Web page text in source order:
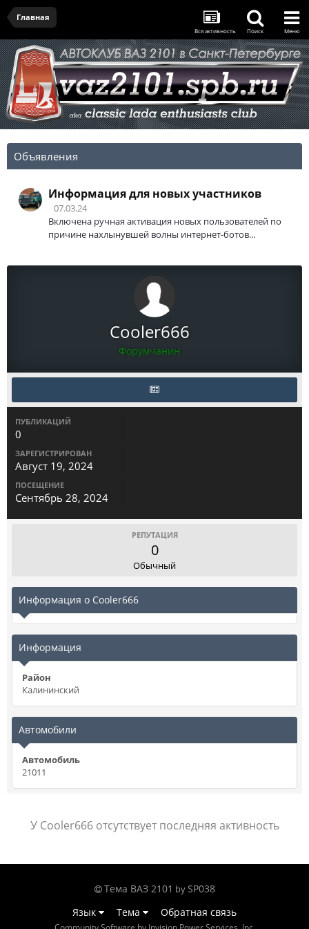
Главная
Вся активность Поиск Меню
Объявления
Информация для новых участников
07.03.24
Включена ручная активация новых пользователей по
причине нахлынувшей волны интернет-ботов...
Cooler666
Форумчанин
ПУБЛИКАЦИЙ
0
ЗАРЕГИСТРИРОВАН
Август 19, 2024
ПОСЕЩЕНИЕ
Сентябрь 28, 2024
РЕПУТАЦИЯ
0
Обычный
Информация о Cooler666
Информация
Район
Калининский
Автомобили
Автомобиль
21011
У Cooler666 отсутствует последняя активность
Тема ВАЗ 2101 by SP038
Язык
Тема Обратная связь